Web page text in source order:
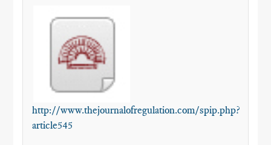
http://www.thejournalofregulation.com/spip.php?
article545